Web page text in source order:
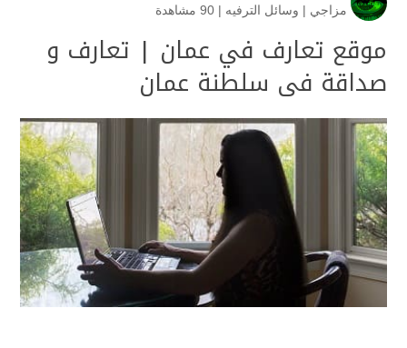
مزاجي | وسائل الترفيه | 90 مشاهدة
موقع تعارف في عمان | تعارف و
صداقة فى سلطنة عمان